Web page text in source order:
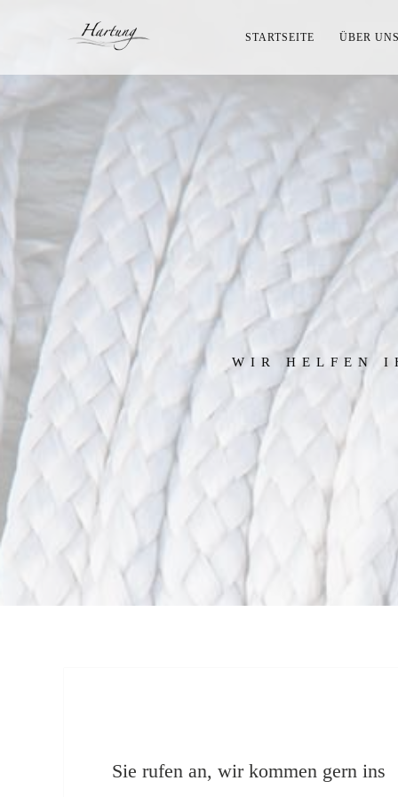
STARTSEITE ÜBER
WIR HELFEN
Sie rufen an, wir kommen gern ins